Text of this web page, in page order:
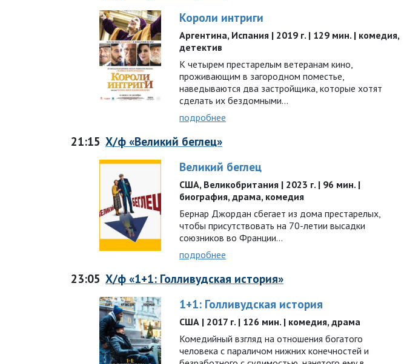
Короли интриги
Аргентина, Испания | 2019 г. | 129 мин. | комедия,
детектив
К четырем престарелым ветеранам кино,
проживающим в загородном поместье,
наведываются два застройщика, которые хотят
сделать их бездомными…
подробнее
21:15 Х/ф «Великий беглец»
Великий беглец
США, Великобритания | 2023 г. | 96 мин. |
биография, драма, комедия
Бернар Джордан сбегает из дома престарелых,
чтобы присутствовать на 70-летии высадки
союзников во Франции…
подробнее
23:05 Х/ф «1+1: Голливудская история»
1+1: Голливудская история
США | 2017 г. | 126 мин. | комедия, драма
Комедийный взгляд на отношения богатого
человека с параличом нижних конечностей и